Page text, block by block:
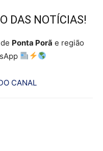
DAS NOTÍCIAS!
Ponta Porã e região
CANAL